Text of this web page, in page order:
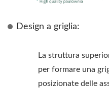
Design a griglia:
La struttura
per formare una
posizionate delle